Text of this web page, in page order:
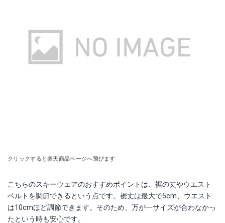
クリックすると楽天商品ページへ飛びます
こちらのスキーウェアのおすすめポイントは、裾の丈やウエスト
ベルトを調節できるという点です。裾丈は最大で5cm、ウエスト
は10cmほど調節できます。そのため、万が一サイズが合わなかっ
たという時も安心です。